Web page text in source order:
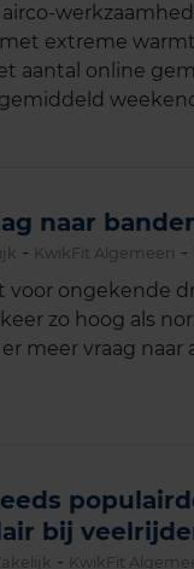
airco-
extreme
aantal online
naar
- KwikFit Algemeen -
voor ongekende
zo hoog als
meer vraag naar
bij
- KwikFit